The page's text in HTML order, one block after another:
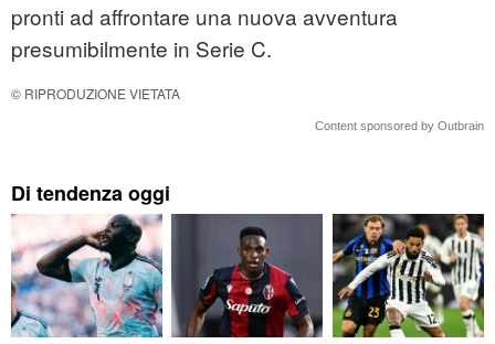
pronti ad affrontare una nuova avventura
presumibilmente in Serie C.
© RIPRODUZIONE VIETATA
Content sponsored by Outbrain
Di tendenza oggi